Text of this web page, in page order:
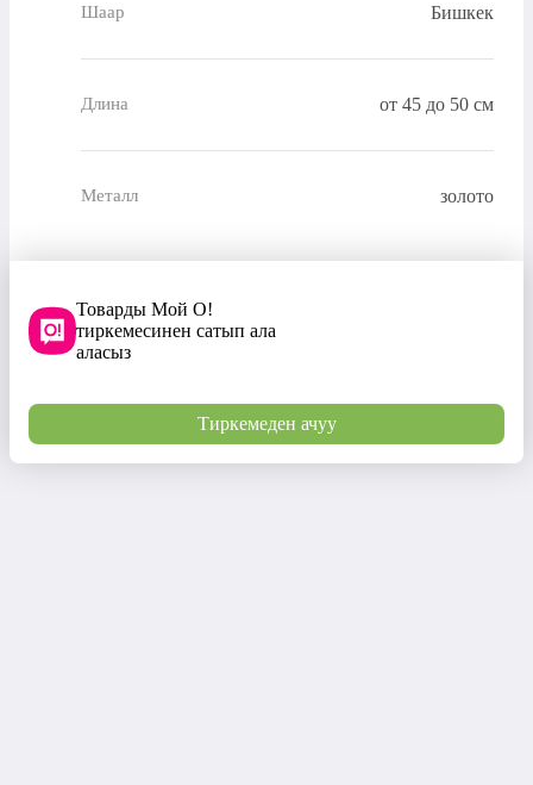
Шаар Бишкек
Длина от 45 до 50 см
Металл золото
Товарды Мой О!
тиркемесинен сатып ала
аласыз
Тиркемеден ачуу